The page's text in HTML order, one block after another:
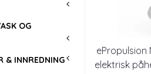
OG
& INNREDNING
ePropulsion
elektrisk